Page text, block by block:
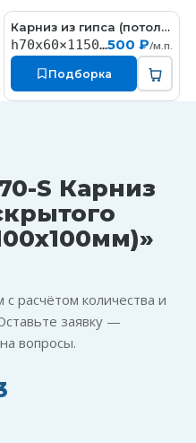
КT324Карниз из гипса (потолочный плинтус) (h70x60мм)
h70x60×1150мм500 ₽/м.п.
Подборка
S Карниз
расчётом количества и
заявку —
вопросы.